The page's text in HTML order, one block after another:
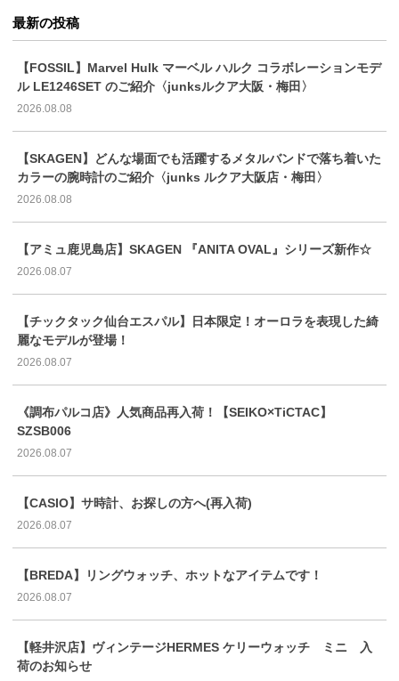
最新の投稿
【FOSSIL】Marvel Hulk マーベル ハルク コラボレーションモデ
ル LE1246SET のご紹介〈junksルクア大阪・梅田〉
2026.08.08
【SKAGEN】どんな場面でも活躍するメタルバンドで落ち着いた
カラーの腕時計のご紹介〈junks ルクア大阪店・梅田〉
2026.08.08
【アミュ鹿児島店】SKAGEN 『ANITA OVAL』シリーズ新作☆
2026.08.07
【チックタック仙台エスパル】日本限定！オーロラを表現した綺
麗なモデルが登場！
2026.08.07
《調布パルコ店》人気商品再入荷！【SEIKO×TiCTAC】
SZSB006
2026.08.07
【CASIO】サ時計、お探しの方へ(再入荷)
2026.08.07
【BREDA】リングウォッチ、ホットなアイテムです！
2026.08.07
【軽井沢店】ヴィンテージHERMES ケリーウォッチ ミニ 入
荷のお知らせ